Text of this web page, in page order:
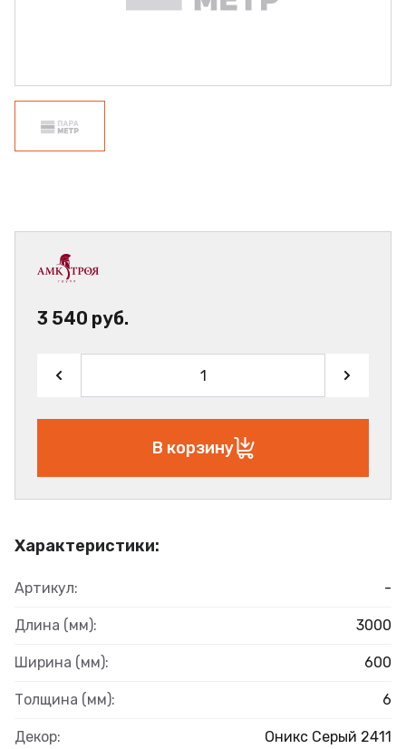
Характеристики:
Артикул: -
Длина (мм): 3000
Ширина (мм): 600
Толщина (мм): 6
Декор: Оникс Серый 2411
3 540 руб.
В корзину